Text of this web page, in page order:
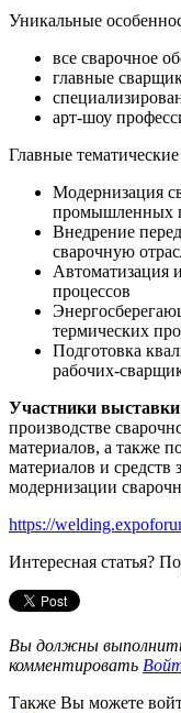
Уникальные
все сварочное
главные
арт-шоу
Главные
Модернизация
промышленных
Внедрение
сварочную
Автоматизация
процессов
термических
Подготовка
рабочих-
Участники выставки
производстве
материалов, а также
материалов и
модернизации
https://
Интересная статья?
Вы должны
комментировать
Также Вы можете